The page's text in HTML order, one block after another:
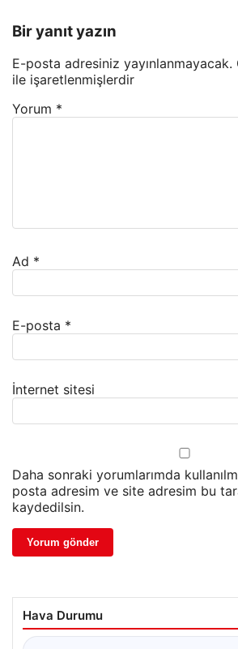
Bir yanıt yazın
E-posta adresiniz yayınlanmayacak.
ile işaretlenmişlerdir
Yorum *
Ad *
E-posta *
İnternet sitesi
Daha sonraki yorumlarımda
posta adresim ve site adresim bu
kaydedilsin.
Hava Durumu